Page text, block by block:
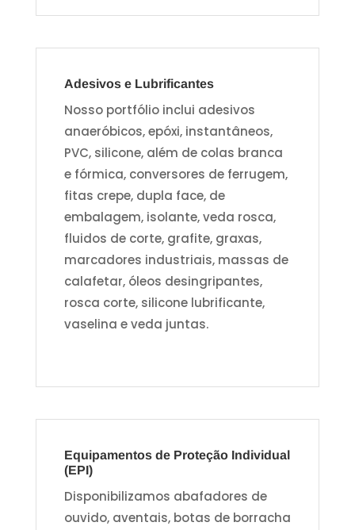
Adesivos e Lubrificantes
Nosso portfólio inclui adesivos
anaeróbicos, epóxi, instantâneos,
PVC, silicone, além de colas branca
e fórmica, conversores de ferrugem,
fitas crepe, dupla face, de
embalagem, isolante, veda rosca,
fluidos de corte, grafite, graxas,
marcadores industriais, massas de
calafetar, óleos desingripantes,
rosca corte, silicone lubrificante,
vaselina e veda juntas.
Equipamentos de Proteção Individual
(EPI)
Disponibilizamos abafadores de
ouvido, aventais, botas de borracha